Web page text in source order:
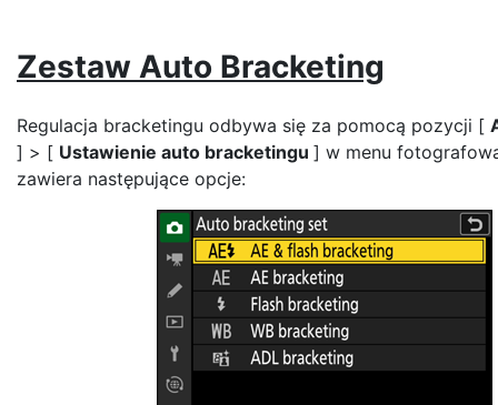
Zestaw Auto Bracketing
Regulacja bracketingu odbywa się za pomocą pozycji [
] > [ Ustawienie auto bracketingu ] w menu
zawiera następujące opcje: